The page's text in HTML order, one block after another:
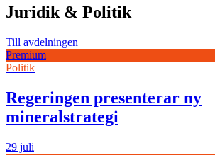
Juridik & Politik
Till avdelningen
Premium
Politik
Regeringen presenterar ny
mineralstrategi
29 juli